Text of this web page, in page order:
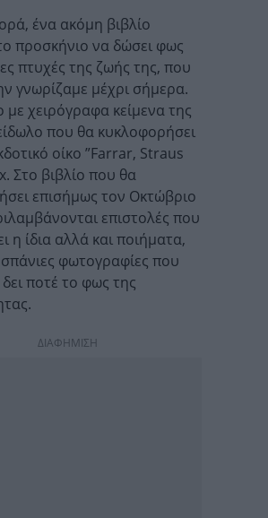
ένα ακόμη βιβλίο
προσκήνιο να δώσει φως
πτυχές της ζωής της, που
γνωρίζαμε μέχρι σήμερα.
με χειρόγραφα κείμενα της
που θα κυκλοφορήσει
οίκο ”Farrar, Straus
Στο βιβλίο που θα
επισήμως τον Οκτώβριο
επιστολές που
η ίδια αλλά και ποιήματα,
φωτογραφίες που
ποτέ το φως της
ΔΙΑΦΗΜΙΣΗ